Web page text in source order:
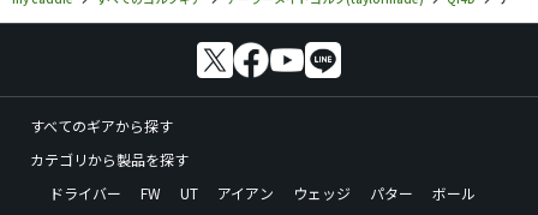
すべてのギアから探す
カテゴリから製品を探す
ドライバー
FW UT アイアン ウェッジ パター
ボール